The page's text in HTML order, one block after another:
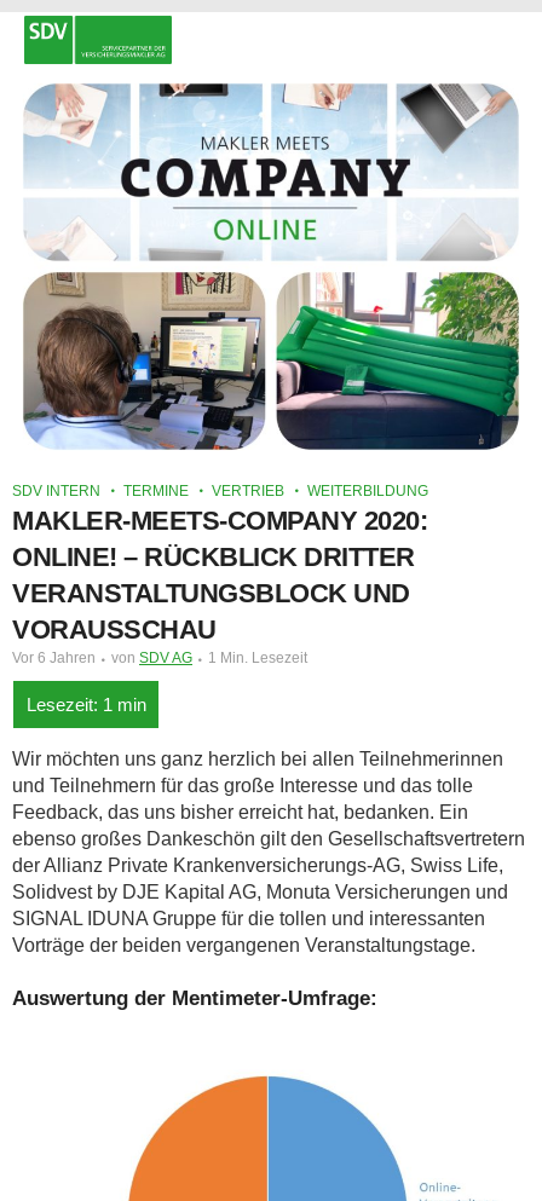
SDV INTERN TERMINE VERTRIEB WEITERBILDUNG
MAKLER-MEETS-COMPANY 2020:
ONLINE! – RÜCKBLICK DRITTER
VERANSTALTUNGSBLOCK UND
VORAUSSCHAU
Vor 6 Jahren von SDV AG 1 Min. Lesezeit
Wir möchten uns ganz herzlich bei allen Teilnehmerinnen
und Teilnehmern für das große Interesse und das tolle
Feedback, das uns bisher erreicht hat, bedanken. Ein
ebenso großes Dankeschön gilt den Gesellschaftsvertretern
der Allianz Private Krankenversicherungs-AG, Swiss Life,
Solidvest by DJE Kapital AG, Monuta Versicherungen und
SIGNAL IDUNA Gruppe für die tollen und interessanten
Vorträge der beiden vergangenen Veranstaltungstage.
Auswertung der Mentimeter-Umfrage: